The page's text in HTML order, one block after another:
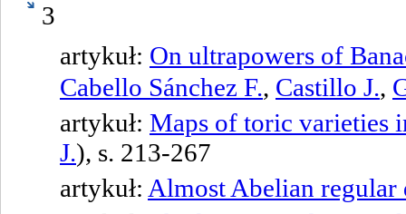
3
artykuł: On ultrapowers of
Cabello Sánchez F., Castillo J.,
artykuł: Maps of toric varieties
J.), s. 213-267
artykuł: Almost Abelian regular